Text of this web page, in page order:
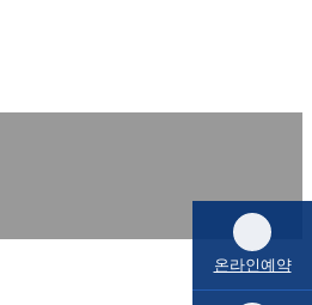
온라인예약